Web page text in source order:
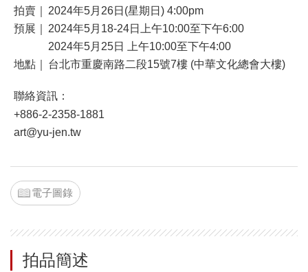
拍賣｜
2024年5月26日(星期日) 4:00pm
預展｜
2024年5月18-24日上午10:00至下午6:00
2024年5月25日 上午10:00至下午4:00
地點｜
台北市重慶南路二段15號7樓 (中華文化總會大樓)
聯絡資訊：
+886-2-2358-1881
art@yu-jen.tw
電子圖錄
拍品簡述